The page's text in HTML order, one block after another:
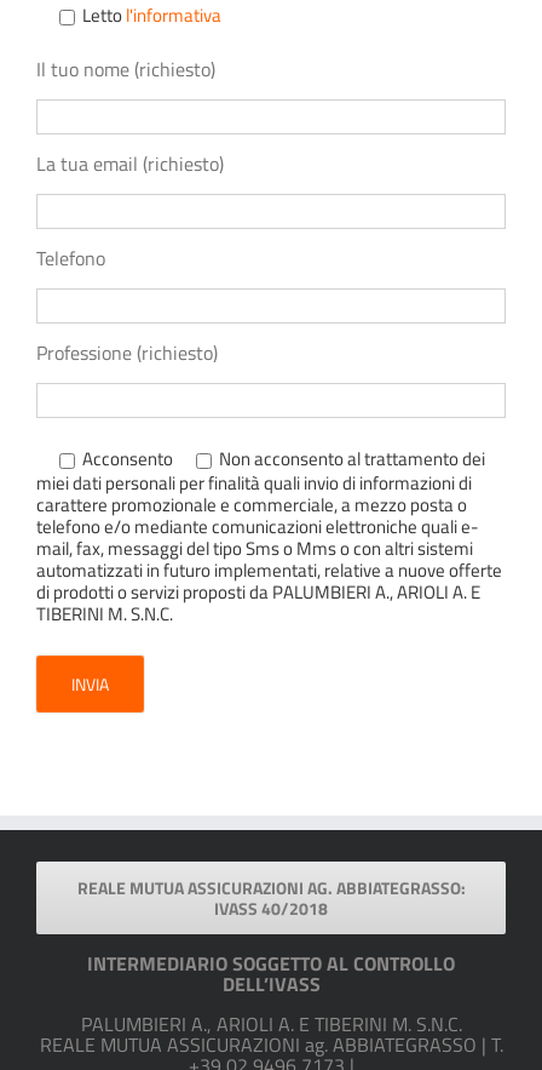
Lettol'informativa
Il tuo nome (richiesto)
La tua email (richiesto)
Telefono
Professione (richiesto)
Acconsento Non acconsentoal trattamento dei
miei dati personali per finalità quali invio di informazioni di
carattere promozionale e commerciale, a mezzo posta o
telefono e/o mediante comunicazioni elettroniche quali e-
mail, fax, messaggi del tipo Sms o Mms o con altri sistemi
automatizzati in futuro implementati, relative a nuove offerte
di prodotti o servizi proposti da PALUMBIERI A., ARIOLI A. E
TIBERINI M. S.N.C.
REALE MUTUA ASSICURAZIONI AG. ABBIATEGRASSO:
IVASS 40/2018
INTERMEDIARIO SOGGETTO AL CONTROLLO
DELL’IVASS
PALUMBIERI A., ARIOLI A. E TIBERINI M. S.N.C.
REALE MUTUA ASSICURAZIONI ag. ABBIATEGRASSO | T.